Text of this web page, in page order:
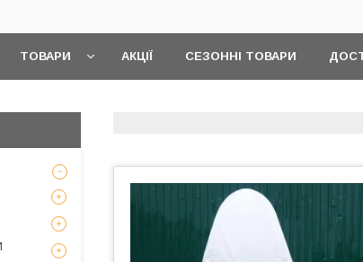
ТОВАРИ АКЦІЇ СЕЗОННІ ТОВАРИ